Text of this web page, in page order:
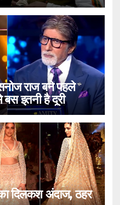
राज बने पहले
इतनी है दूरी
का दिलकश अंदाज, ठहर